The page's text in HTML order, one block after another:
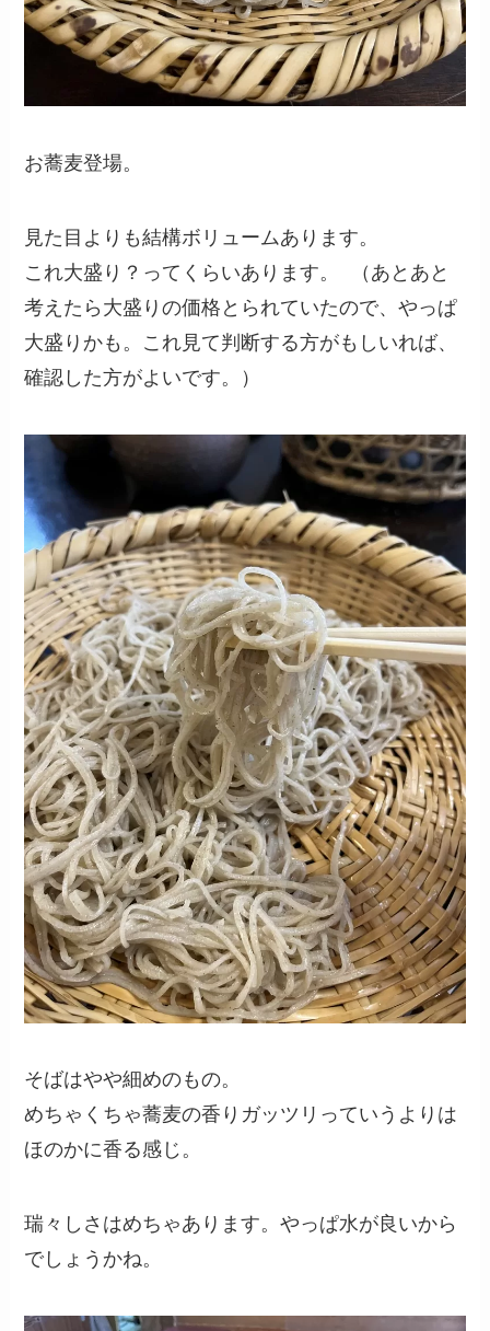
お蕎麦登場。
見た目よりも結構ボリュームあります。
これ大盛り？ってくらいあります。 （あとあと
考えたら大盛りの価格とられていたので、やっぱ
大盛りかも。これ見て判断する方がもしいれば、
確認した方がよいです。）
そばはやや細めのもの。
めちゃくちゃ蕎麦の香りガッツリっていうよりは
ほのかに香る感じ。
瑞々しさはめちゃあります。やっぱ水が良いから
でしょうかね。